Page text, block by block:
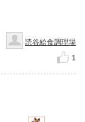
読谷給食調理場
1